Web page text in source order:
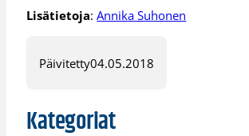
Lisätietoja:Annika Suhonen
Päivitetty04.05.2018
Kategoriat